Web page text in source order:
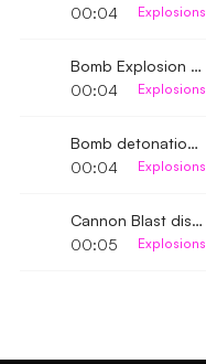
00:04
Explosions
Bomb Explosion near 3
00:04
Explosions
Bomb detonation 3
00:04
Explosions
Cannon Blast distant
00:05
Explosions